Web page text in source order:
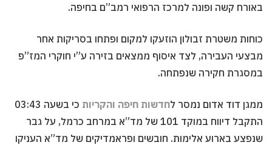
באורח קשה ופונה למרכז הרפואי רמב”ם בחיפה.
כוחות משטרת זבולון הוזעקו למקום ופתחו בסריקות אחר
מבצעי העבירה, לצד איסוף ממצאים בזירה ע”י חוקרי המז”פ
במסגרת חקירה שנפתחה.
ממגן דוד אדום נמסר לחדשות חיפה והקריות
כי בשעה 03:43
התקבל דיווח במוקד 101 של מד”א במרחב כרמל, על גבר
שנפצע בארוע אלימות. חובשים ופראמדיקים של מד”א העניקו